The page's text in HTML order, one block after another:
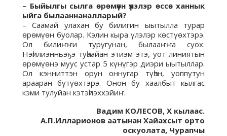
– Быйылгы сылга өрөмүөн үлэлэр өссө ханнык
ыйга былааннаналларый?
– Саамай улахан бу билигин ыытылла турар
өрөмүөн буолар. Кэлин кыра үлэлэр көстүөхтэрэ.
Ол билиҥҥи туругунан, былааҥҥа суох.
Нэһилиэнньэҕэ туһаайан этиэм этэ, уот линиятын
өрөмүөнэ муус устар 5 күнүгэр диэри ыытыллар.
Ол кэнниттэн орун оннугар түһэн, уоппутун
арааран бүтүөхтэрэ. Онон бу хаалбыт кылгас
кэми тулуйан кэтэһиэххэйиҥ.
Вадим КОЛЕСОВ, Х кылаас.
А.П.Илларионов аатынан Хайахсыт орто
оскуолата, Чурапчы